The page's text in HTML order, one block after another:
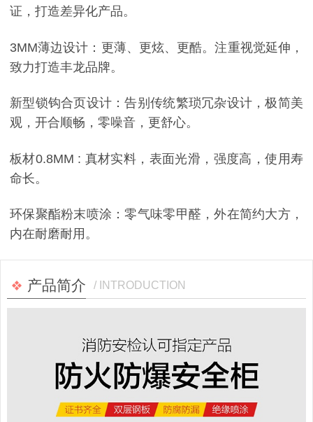
证，打造差异化产品。
3MM薄边设计：更薄、更炫、更酷。注重视觉延伸，
致力打造丰龙品牌。
新型锁钩合页设计：告别传统繁琐冗杂设计，极简美
观，开合顺畅，零噪音，更舒心。
板材0.8MM : 真材实料，表面光滑，强度高，使用寿
命长。
环保聚酯粉末喷涂：零气味零甲醛，外在简约大方，
内在耐磨耐用。
产品简介 / INTRODUCTION